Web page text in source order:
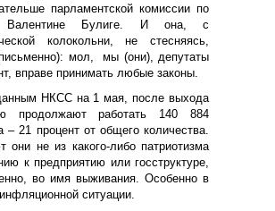
парламентской комиссии по
Валентине Булиге. И она, с
колокольни, не стесняясь,
мол, мы (они), депутаты
вправе принимать любые законы.
НКСС на 1 мая, после выхода
продолжают работать 140 884
– 21 процент от общего количества.
они не из какого-либо патриотизма
к предприятию или госструктуре,
во имя выживания. Особенно в
ситуации.